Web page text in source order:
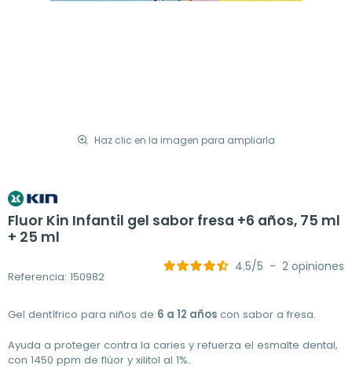
Haz clic en la imagen para ampliarla
Fluor Kin Infantil gel sabor fresa +6 años, 75 ml
+ 25 ml
Referencia: 150982
4.5/5 - 2 opiniones
Gel dentífrico para niños de 6 a 12 años con sabor a fresa.
Ayuda a proteger contra la caries y refuerza el esmalte dental,
con 1450 ppm de flúor y xilitol al 1%.